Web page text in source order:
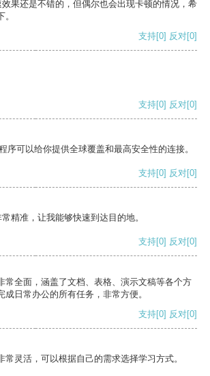
果还是不错的，但偶尔也会出现卡顿的情况，希
支持[0] 反对[0]
支持[0] 反对[0]
序可以给你提供全球覆盖和最高安全性的连接。
支持[0] 反对[0]
精准，让我能够快速到达目的地。
支持[0] 反对[0]
常全面，涵盖了文档、表格、演示文稿等各个方
日常办公的所有任务，非常方便。
支持[0] 反对[0]
常灵活，可以根据自己的需求选择学习方式。